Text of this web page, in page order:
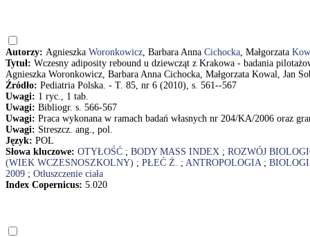
Autorzy: Agnieszka Woronkowicz, Barbara Anna Cichocka, Małgorzata
Tytuł: Wczesny adiposity rebound u dziewcząt z Krakowa - badania
Agnieszka Woronkowicz, Barbara Anna Cichocka, Małgorzata Kowal, Jan
Źródło: Pediatria Polska. - T. 85, nr 6 (2010), s. 561--567
Uwagi: 1 ryc., 1 tab.
Uwagi: Bibliogr. s. 566-567
Uwagi: Praca wykonana w ramach badań własnych nr 204/KA/2006 oraz
Uwagi: Streszcz. ang., pol.
Język: POL
Słowa kluczowe: OTYŁOŚĆ ; BODY MASS INDEX ; ROZWÓJ
(WIEK WCZESNOSZKOLNY) ; PŁEĆ Ż. ; ANTROPOLOGIA;
2009 ; Otłuszczenie ciała
Index Copernicus: 5.020